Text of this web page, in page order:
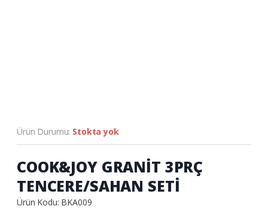
Ürün Durumu: Stokta yok
COOK&JOY GRANİT 3PRÇ
TENCERE/SAHAN SETİ
Ürün Kodu: BKA009